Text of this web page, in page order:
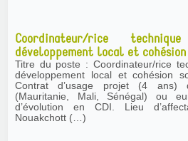
Coordinateur/rice
développement local et
Titre du poste : Coordinateur/rice
développement local et cohésion sociale Type de
Contrat d’usage projet (4 ans)
(Mauritanie, Mali, Sénégal) ou
d’évolution en CDI. Lieu
Nouakchott (…)